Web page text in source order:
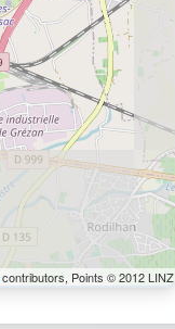
contributors, Points © 2012 LINZ